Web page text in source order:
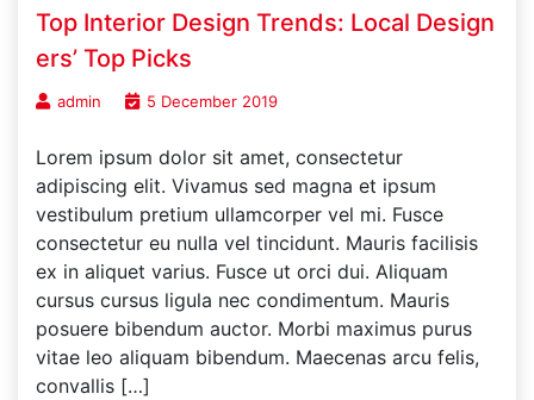
Top Interior Design Trends: Local Design
ers’ Top Picks
admin 5 December 2019
Lorem ipsum dolor sit amet, consectetur
adipiscing elit. Vivamus sed magna et ipsum
vestibulum pretium ullamcorper vel mi. Fusce
consectetur eu nulla vel tincidunt. Mauris facilisis
ex in aliquet varius. Fusce ut orci dui. Aliquam
cursus cursus ligula nec condimentum. Mauris
posuere bibendum auctor. Morbi maximus purus
vitae leo aliquam bibendum. Maecenas arcu felis,
convallis […]